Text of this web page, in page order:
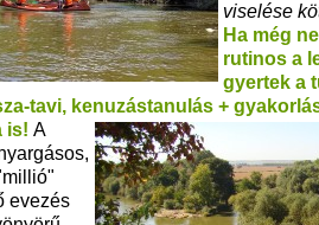
viselése
Ha még
rutinos a
gyertek a
tavi, kenuzástanulás +
is! A
evezés